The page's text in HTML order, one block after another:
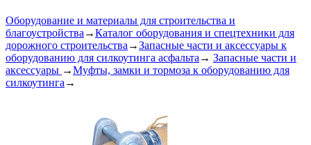
Оборудование и материалы для строительства и
благоустройства →Каталог оборудования и спецтехники для
дорожного строительства →Запасные части и аксессуары к
оборудованию для силкоутинга асфальта → Запасные части и
аксессуары →Муфты, замки и тормоза к оборудованию для
силкоутинга →